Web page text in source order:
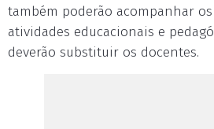
também poderão acompanhar
atividades educacionais e
deverão substituir os docentes.